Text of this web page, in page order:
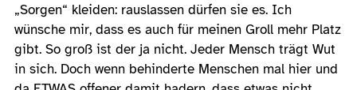
„Sorgen“ kleiden: rauslassen dürfen sie es. Ich
wünsche mir, dass es auch für meinen Groll mehr Platz
gibt. So groß ist der ja nicht. Jeder Mensch trägt Wut
in sich. Doch wenn behinderte Menschen mal hier und